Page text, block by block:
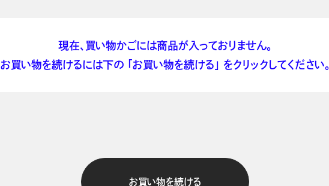
現在、買い物かごには商品が入っておりません。
お買い物を続けるには下の 「お買い物を続ける」 をクリックしてください。
お買い物を続ける